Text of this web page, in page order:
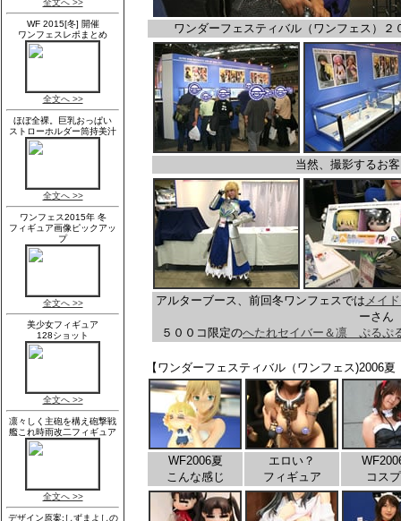
ワンダーフェスティバル（ワンフェス）
当然、撮影するお
アルターブース、前回冬ワンフェスでは メイ
ーさん
５００コ限定のへたれセイバー＆凛 ぷるぷ
【ワンダーフェスティバル（ワンフェス)2006
WF2006夏
こんな感じ
エロい？
フィギュア
コス